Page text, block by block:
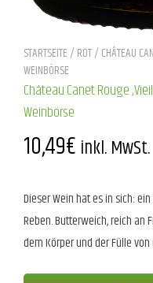
STARTSEITE/ROT/ CHÂTEAU
WEINBÖRSE
Château Canet Rouge
Weinbörse
10,49€ inkl. MwSt.
Dieser Wein hat es in sich:
Reben. Butterweich, reich an
dem Körper und der Fülle